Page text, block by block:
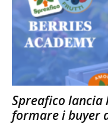
Spreafico lancia
formare i buyer